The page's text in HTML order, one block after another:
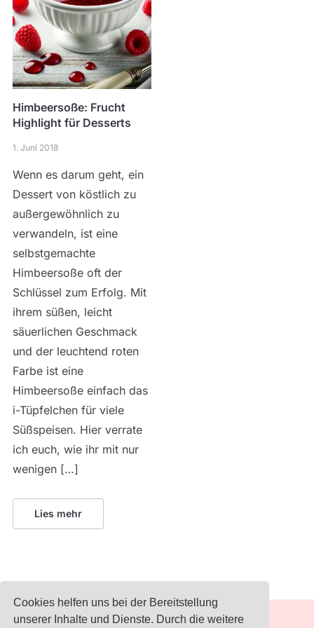
Cookies helfen uns bei der Bereitstellung
unserer Inhalte und Dienste. Durch die weitere
Himbeersoße: Frucht
Highlight für Desserts
1. Juni 2018
Wenn es darum geht, ein
Dessert von köstlich zu
außergewöhnlich zu
verwandeln, ist eine
selbstgemachte
Himbeersoße oft der
Schlüssel zum Erfolg. Mit
ihrem süßen, leicht
säuerlichen Geschmack
und der leuchtend roten
Farbe ist eine
Himbeersoße einfach das
i-Tüpfelchen für viele
Süßspeisen. Hier verrate
ich euch, wie ihr mit nur
wenigen […]
Lies mehr